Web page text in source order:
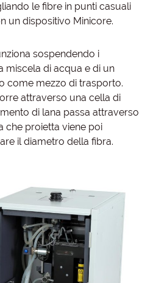
le fibre in punti casuali
un dispositivo Minicore.
sospendendo i
miscela di acqua e di un
come mezzo di trasporto.
attraverso una cella di
di lana passa attraverso
che proietta viene poi
il diametro della fibra.